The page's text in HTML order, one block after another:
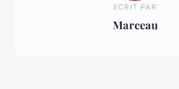
ECRIT PAR
Marceau